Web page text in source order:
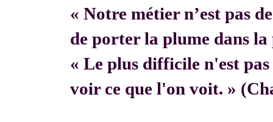
« Notre métier n’est pas
de porter la plume dans
« Le plus difficile n'est
voir ce que l'on voit. »